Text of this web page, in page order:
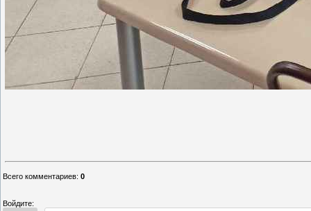
Всего комментариев: 0
Войдите: